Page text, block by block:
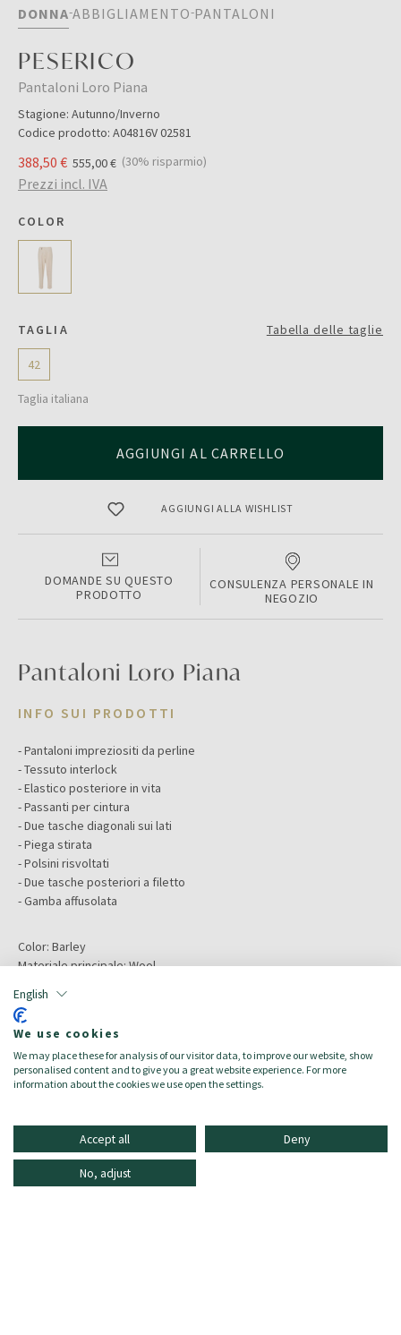
English
We use cookies
We may place these for analysis of our visitor data, to improve our website, show
personalised content and to give you a great website experience. For more
information about the cookies we use open the settings.
Accept all Deny
No, adjust
DONNA ABBIGLIAMENTO PANTALONI
PESERICO
Pantaloni Loro Piana
Stagione: Autunno/Inverno
Codice prodotto: A04816V 02581
388,50 € 555,00 € (30% risparmio)
Prezzi incl. IVA
COLOR
TAGLIA Tabella delle taglie
42
Taglia italiana
AGGIUNGI AL CARRELLO
AGGIUNGI ALLA WISHLIST
DOMANDE SU QUESTO
PRODOTTO
CONSULENZA PERSONALE IN
NEGOZIO
Pantaloni Loro Piana
INFO SUI PRODOTTI
- Pantaloni impreziositi da perline
- Tessuto interlock
- Elastico posteriore in vita
- Passanti per cintura
- Due tasche diagonali sui lati
- Piega stirata
- Polsini risvoltati
- Due tasche posteriori a filetto
- Gamba affusolata
Color: Barley
Materiale principale:Wool
Target:
Composizione:
- Esterno: Lana vergine 97%, Spandex/Elastane 3%
- Fodera: Acetato 61%, Cupro 39%